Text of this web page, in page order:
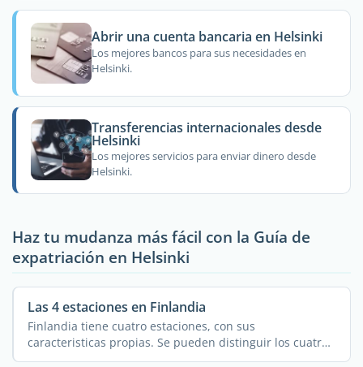
Abrir una cuenta bancaria en Helsinki
Los mejores bancos para sus necesidades en
Helsinki.
Transferencias internacionales desde
Helsinki
Los mejores servicios para enviar dinero desde
Helsinki.
Haz tu mudanza más fácil con la Guía de
expatriación en Helsinki
Las 4 estaciones en Finlandia
Finlandia tiene cuatro estaciones, con sus
caracteristicas propias. Se pueden distinguir los cuatro
estaciones ...